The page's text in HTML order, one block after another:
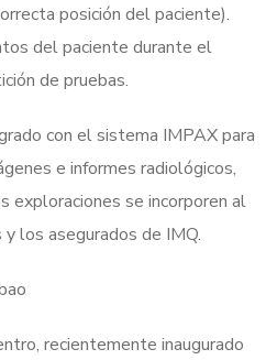
posición del paciente).
del paciente durante el
de pruebas.
con el sistema IMPAX para
e informes radiológicos,
exploraciones se incorporen al
los asegurados de IMQ.
recientemente inaugurado